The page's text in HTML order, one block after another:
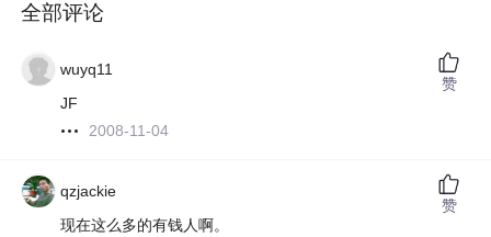
全部评论
wuyq11
JF
2008-11-04
赞
qzjackie
现在这么多的有钱人啊。
赞